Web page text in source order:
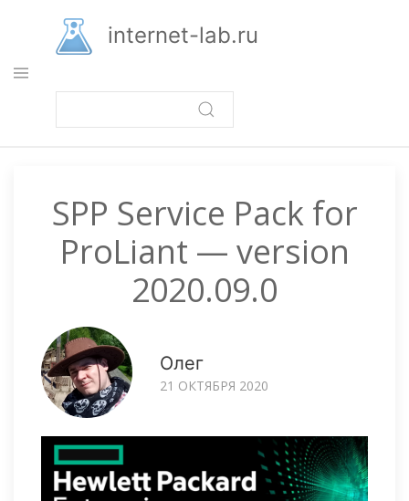
основному
содержанию
internet-lab.ru
SPP Service Pack for
ProLiant — version
2020.09.0
Олег
21 ОКТЯБРЯ 2020